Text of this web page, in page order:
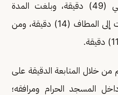
(43) دقيقة، ومدة السعي (49) دقيقة، وبلغت المدة
الزمنية للتحرك من الساحات إلى المطاف (14) دقيقة، ومن
من خلال المتابعة الدقيقة على
المسجد الحرام ومرافقه؛